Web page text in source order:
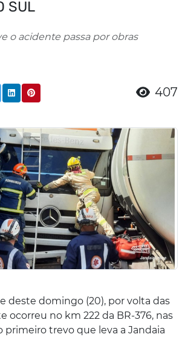
SUL
o acidente passa por obras
407
deste domingo (20), por volta das
ocorreu no km 222 da BR-376, nas
primeiro trevo que leva a Jandaia